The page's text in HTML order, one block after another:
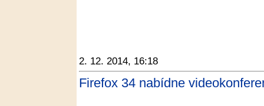
2. 12. 2014, 16:18
Firefox 34 nabídne